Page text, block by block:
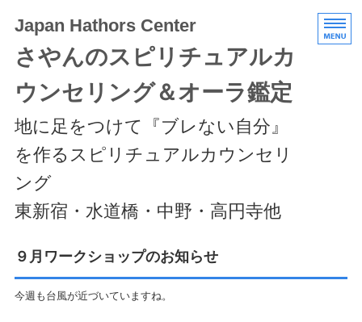
Japan Hathors Center
さやんのスピリチュアルカ
ウンセリング＆オーラ鑑定
地に足をつけて『ブレない自分』
を作るスピリチュアルカウンセリ
ング
東新宿・水道橋・中野・高円寺他
HOME
メニュー/料金
９月ワークショップのお知らせ
今週も台風が近づいていますね。